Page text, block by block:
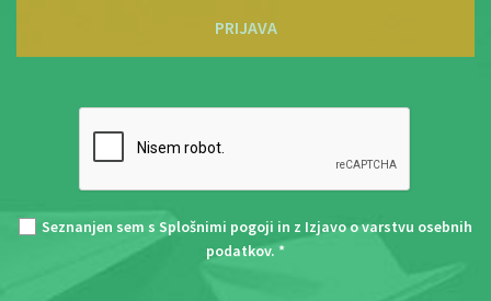
PRIJAVA
Seznanjen sem s Splošnimi pogoji in z Izjavo o varstvu osebnih
podatkov. *